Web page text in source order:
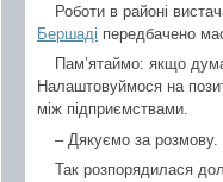
Роботи в районі
Бершаді передбачено
Пам’ятаймо: якщо
Налаштовуймося на
між підприємствами.
– Дякуємо за розмову.
Так розпорядилася